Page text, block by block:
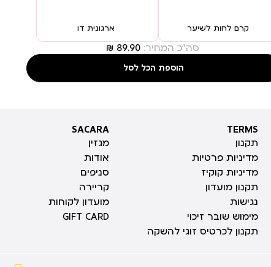
קרם לחות לשיער ארגונית דו
סה"כ המחיר: ‏89.90 ₪
הוספת הכל לסל
TERMS
TERMS
תקנון
מדיניות פרטיות
מדיניות קוקיז
תקנון מועדון
נגישות
מימוש שובר זיכוי
תקנון לכרטיס זוגי להשקה
SACARA
SACARA
מגזין
אודות
סניפים
קריירה
מועדון לקוחות
GIFT CARD